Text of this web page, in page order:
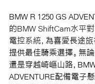
BMW R 1250 GS
的BMW ShiftCam水平
電控系統， 為喜愛長途
提供最佳騎乘選擇。無
還是穿越崎嶇山路，
ADVENTURE配備電子